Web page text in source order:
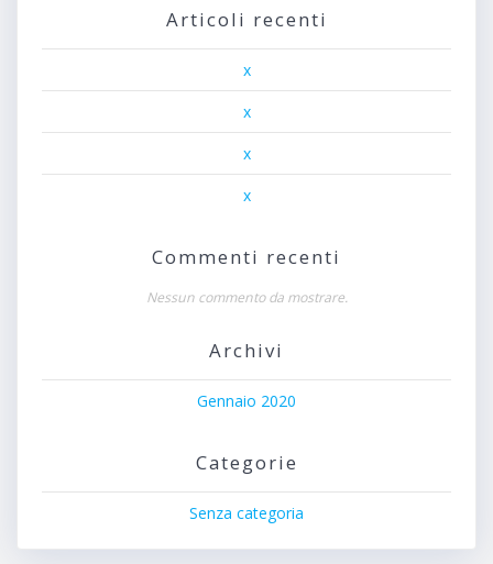
Articoli recenti
x
x
x
x
Commenti recenti
Nessun commento da mostrare.
Archivi
Gennaio 2020
Categorie
Senza categoria